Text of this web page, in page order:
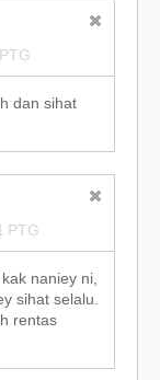
dan sihat
PTG
naniey ni,
sihat selalu.
rentas